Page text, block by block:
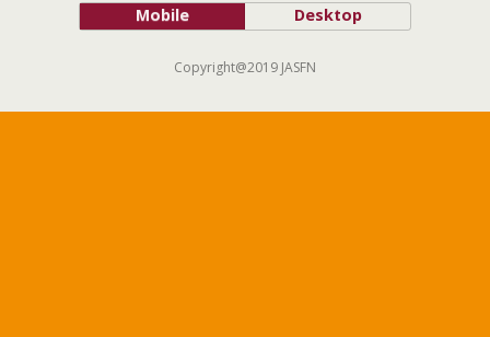
Mobile Desktop
Copyright@2019 JASFN